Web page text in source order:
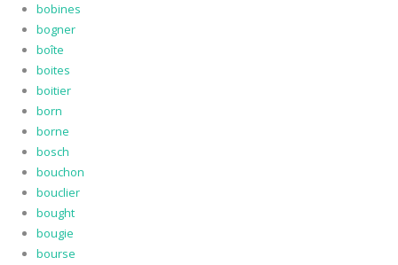
bobines
bogner
boîte
boites
boitier
born
borne
bosch
bouchon
bouclier
bought
bougie
bourse